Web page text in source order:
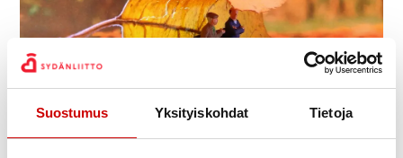
Suostumus Yksityiskohdat Tietoja
Jaa LinkedinJaa Email